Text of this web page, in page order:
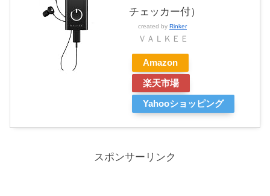
チェッカー付）
created by Rinker
ＶＡＬＫＥＥ
Amazon
楽天市場
Yahooショッピング
スポンサーリンク